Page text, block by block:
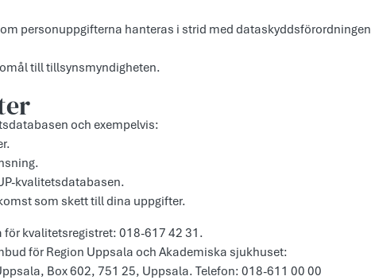
personuppgifterna hanteras i strid med dataskyddsförordningen
till tillsynsmyndigheten.
och exempelvis:
kvalitetsdatabasen.
som skett till dina uppgifter.
kvalitetsregistret: 018-617 42 31.
för Region Uppsala och Akademiska sjukhuset:
Box 602, 751 25, Uppsala. Telefon: 018-611 00 00